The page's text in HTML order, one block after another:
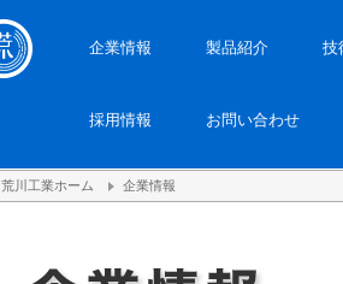
企業情報 製品紹介 技
採用情報 お問い合わせ
荒川工業ホーム 企業情報